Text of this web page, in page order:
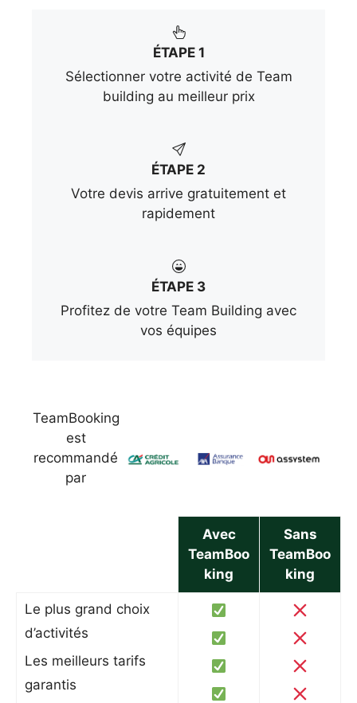
ÉTAPE 1
Sélectionner votre activité de Team
building au meilleur prix
ÉTAPE 2
Votre devis arrive gratuitement et
rapidement
ÉTAPE 3
Profitez de votre Team Building avec
vos équipes
TeamBooking
est
recommandé
par
Avec
TeamBoo
king
Sans
TeamBoo
king
Le plus grand choix
d’activités
Les meilleurs tarifs
garantis